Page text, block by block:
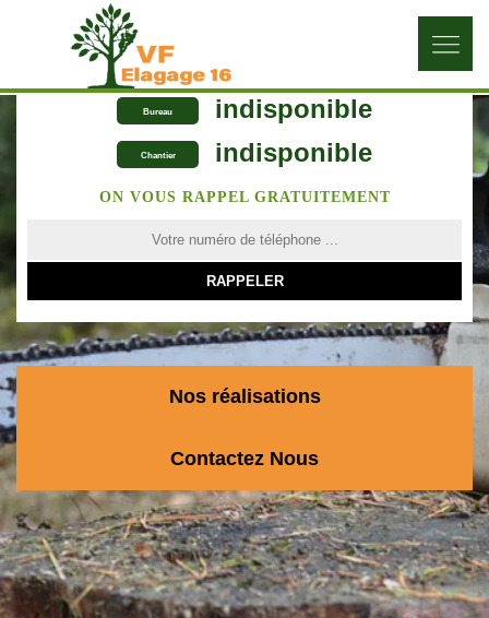
Bureau indisponible
Chantier indisponible
ON VOUS RAPPEL GRATUITEMENT
Nos réalisations
Contactez Nous